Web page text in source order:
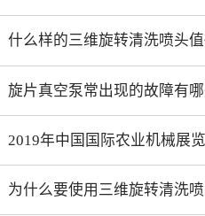
什么样的三维旋转清洗喷头
旋片真空泵常出现的故障有
2019年中国国际农业机械展
为什么要使用三维旋转清洗